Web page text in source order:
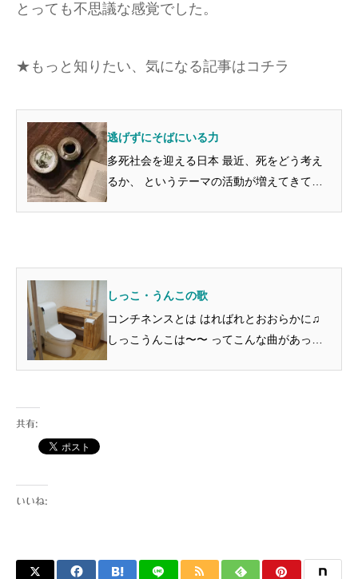
とっても不思議な感覚でした。
★もっと知りたい、気になる記事はコチラ
逃げずにそばにいる力
多死社会を迎える日本 最近、死をどう考え
るか、 というテーマの活動が増えてきてい
民、43万人 202...
しっこ・うんこの歌
コンチネンスとは はればれとおおらかに♫
しっこうんこは〜〜 ってこんな曲があった
共有:
いいね: